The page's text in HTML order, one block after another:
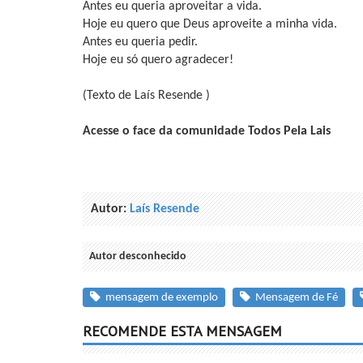
Antes eu queria aproveitar a vida.
Hoje eu quero que Deus aproveite a minha vida.
Antes eu queria pedir.
Hoje eu só quero agradecer!
(Texto de Laís Resende )
Acesse o face da comunidade Todos Pela Lais
Autor:Laís Resende
Autor desconhecido
mensagem de exemplo Mensagem de Fé
RECOMENDE ESTA MENSAGEM